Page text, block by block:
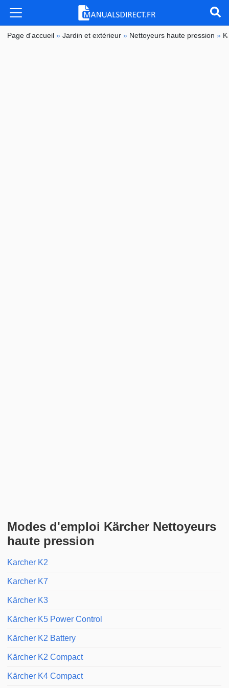
Page d'accueil »Jardin et extérieur » Nettoyeurs haute pression »
Modes d'emploi Kärcher Nettoyeurs
haute pression
Karcher K2
Karcher K7
Kärcher K3
Kärcher K5 Power Control
Kärcher K2 Battery
Kärcher K2 Compact
Kärcher K4 Compact